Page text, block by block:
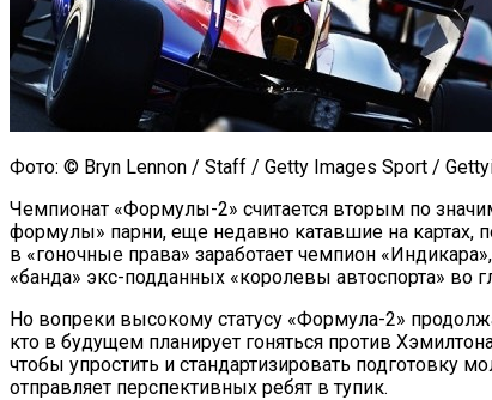
Фото: © Bryn Lennon / Staff / Getty Images Sport /
Чемпионат «Формулы-2» считается вторым по
формулы» парни, еще недавно катавшие на картах,
в «гоночные права» заработает чемпион
«банда» экс-подданных «королевы автоспорта» во
Но вопреки высокому статусу «Формула-2»
кто в будущем планирует гоняться против
чтобы упростить и стандартизировать подготовку
отправляет перспективных ребят в тупик.